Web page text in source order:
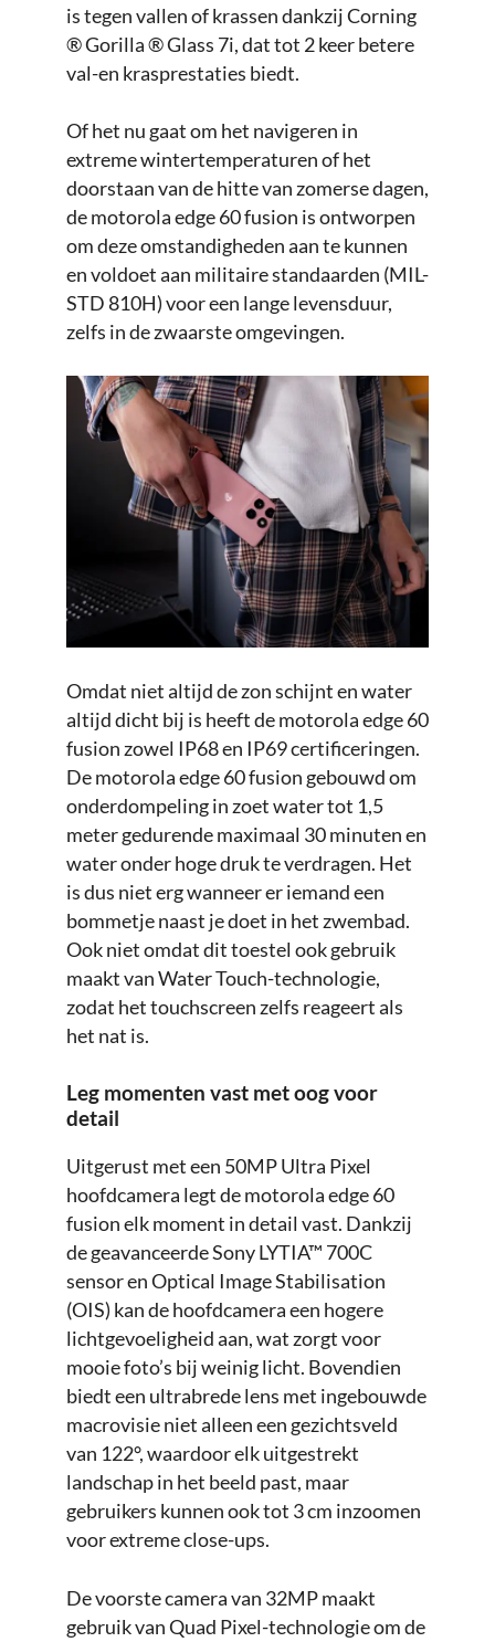
is tegen vallen of krassen dankzij Corning
® Gorilla ® Glass 7i, dat tot 2 keer betere
val-en krasprestaties biedt.
Of het nu gaat om het navigeren in
extreme wintertemperaturen of het
doorstaan van de hitte van zomerse dagen,
de motorola edge 60 fusion is ontworpen
om deze omstandigheden aan te kunnen
en voldoet aan militaire standaarden (MIL-
STD 810H) voor een lange levensduur,
zelfs in de zwaarste omgevingen.
Omdat niet altijd de zon schijnt en water
altijd dicht bij is heeft de motorola edge 60
fusion zowel IP68 en IP69 certificeringen.
De motorola edge 60 fusion gebouwd om
onderdompeling in zoet water tot 1,5
meter gedurende maximaal 30 minuten en
water onder hoge druk te verdragen. Het
is dus niet erg wanneer er iemand een
bommetje naast je doet in het zwembad.
Ook niet omdat dit toestel ook gebruik
maakt van Water Touch-technologie,
zodat het touchscreen zelfs reageert als
het nat is.
Leg momenten vast met oog voor
detail
Uitgerust met een 50MP Ultra Pixel
hoofdcamera legt de motorola edge 60
fusion elk moment in detail vast. Dankzij
de geavanceerde Sony LYTIA™ 700C
sensor en Optical Image Stabilisation
(OIS) kan de hoofdcamera een hogere
lichtgevoeligheid aan, wat zorgt voor
mooie foto’s bij weinig licht. Bovendien
biedt een ultrabrede lens met ingebouwde
macrovisie niet alleen een gezichtsveld
van 122°, waardoor elk uitgestrekt
landschap in het beeld past, maar
gebruikers kunnen ook tot 3 cm inzoomen
voor extreme close-ups.
De voorste camera van 32MP maakt
gebruik van Quad Pixel-technologie om de